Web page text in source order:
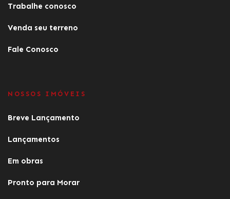
Trabalhe conosco
Venda seu terreno
Fale Conosco
NOSSOS IMÓVEIS
Breve Lançamento
Lançamentos
Em obras
Pronto para Morar